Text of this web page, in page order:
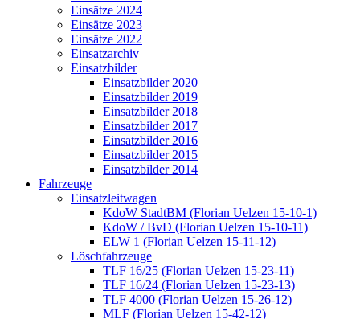
Einsätze 2024
Einsätze 2023
Einsätze 2022
Einsatzarchiv
Einsatzbilder
Einsatzbilder 2020
Einsatzbilder 2019
Einsatzbilder 2018
Einsatzbilder 2017
Einsatzbilder 2016
Einsatzbilder 2015
Einsatzbilder 2014
Fahrzeuge
Einsatzleitwagen
KdoW StadtBM (Florian Uelzen 15-10-1)
KdoW / BvD (Florian Uelzen 15-10-11)
ELW 1 (Florian Uelzen 15-11-12)
Löschfahrzeuge
TLF 16/25 (Florian Uelzen 15-23-11)
TLF 16/24 (Florian Uelzen 15-23-13)
TLF 4000 (Florian Uelzen 15-26-12)
MLF (Florian Uelzen 15-42-12)